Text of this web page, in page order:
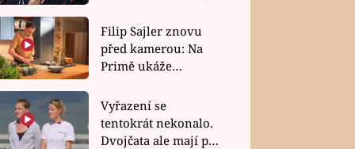
Filip Sajler znovu
před kamerou: Na
Primě ukáže
rychlé recepty
Vyřazení se
tentokrát nekonalo.
Dvojčata ale mají po